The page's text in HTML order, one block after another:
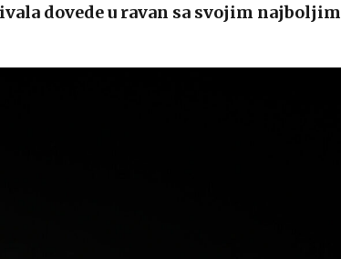
dovede u ravan sa svojim najboljim